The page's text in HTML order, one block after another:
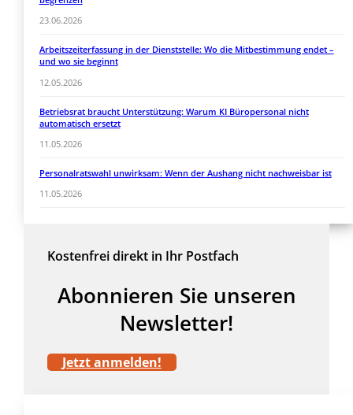
23.06.2026
Arbeitszeiterfassung in der Dienststelle: Wo die Mitbestimmung endet –
und wo sie beginnt
12.05.2026
Betriebsrat braucht Unterstützung: Warum KI Büropersonal nicht
automatisch ersetzt
11.05.2026
Personalratswahl unwirksam: Wenn der Aushang nicht nachweisbar ist
11.05.2026
Kostenfrei direkt in Ihr Postfach
Abonnieren Sie unseren
Newsletter!
Jetzt anmelden!